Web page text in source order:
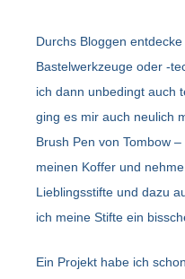
Durchs Bloggen
Bastelwerkzeuge oder -
ich dann unbedingt auch
ging es mir auch neulich
Brush Pen von Tombow
meinen Koffer und
Lieblingsstifte und dazu
ich meine Stifte ein
Ein Projekt habe ich